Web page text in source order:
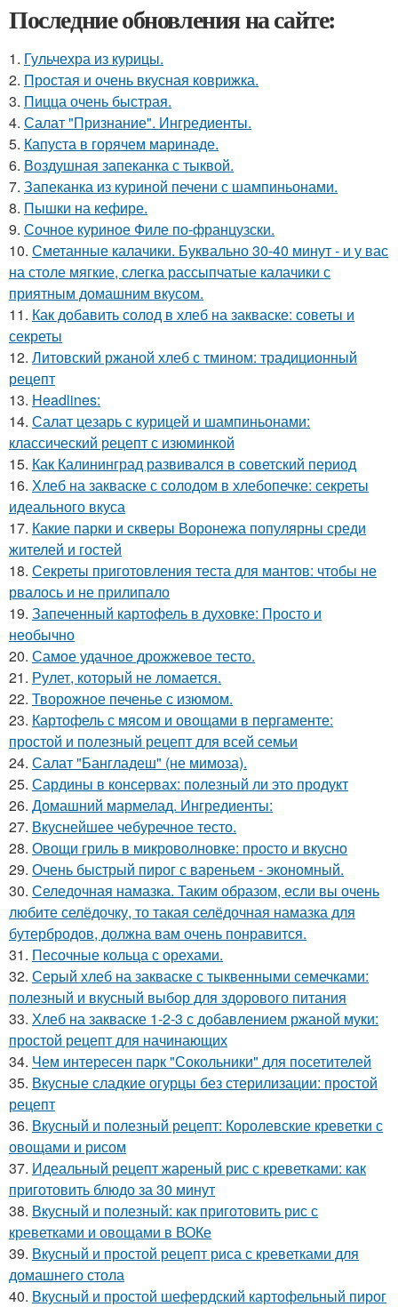
Последние обновления на сайте:
1. Гульчехра из курицы.
2. Простая и очень вкусная коврижка.
3. Пицца очень быстрая.
4. Салат "Признание". Ингредиенты.
5. Капуста в горячем маринаде.
6. Воздушная запеканка с тыквой.
7. Запеканка из куриной печени с шампиньонами.
8. Пышки на кефире.
9. Сочное куриное Филе по-французски.
10. Сметанные калачики. Буквально 30-40 минут - и у вас
на столе мягкие, слегка рассыпчатые калачики с
приятным домашним вкусом.
11. Как добавить солод в хлеб на закваске: советы и
секреты
12. Литовский ржаной хлеб с тмином: традиционный
рецепт
13. Headlines:
14. Салат цезарь с курицей и шампиньонами:
классический рецепт с изюминкой
15. Как Калининград развивался в советский период
16. Хлеб на закваске с солодом в хлебопечке: секреты
идеального вкуса
17. Какие парки и скверы Воронежа популярны среди
жителей и гостей
18. Секреты приготовления теста для мантов: чтобы не
рвалось и не прилипало
19. Запеченный картофель в духовке: Просто и
необычно
20. Самое удачное дрожжевое тесто.
21. Рулет, который не ломается.
22. Творожное печенье с изюмом.
23. Картофель с мясом и овощами в пергаменте:
простой и полезный рецепт для всей семьи
24. Салат "Бангладеш" (не мимоза).
25. Сардины в консервах: полезный ли это продукт
26. Домашний мармелад. Ингредиенты:
27. Вкуснейшее чебуречное тесто.
28. Овощи гриль в микроволновке: просто и вкусно
29. Очень быстрый пирог с вареньем - экономный.
30. Селедочная намазка. Таким образом, если вы очень
любите селёдочку, то такая селёдочная намазка для
бутербродов, должна вам очень понравится.
31. Песочные кольца с орехами.
32. Серый хлеб на закваске с тыквенными семечками:
полезный и вкусный выбор для здорового питания
33. Хлеб на закваске 1-2-3 с добавлением ржаной муки:
простой рецепт для начинающих
34. Чем интересен парк "Сокольники" для посетителей
35. Вкусные сладкие огурцы без стерилизации: простой
рецепт
36. Вкусный и полезный рецепт: Королевские креветки с
овощами и рисом
37. Идеальный рецепт жареный рис с креветками: как
приготовить блюдо за 30 минут
38. Вкусный и полезный: как приготовить рис с
креветками и овощами в ВОКе
39. Вкусный и простой рецепт риса с креветками для
домашнего стола
40. Вкусный и простой шефердский картофельный пирог